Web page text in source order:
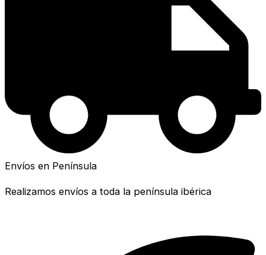
Envíos en Península
Realizamos envíos a toda la península ibérica